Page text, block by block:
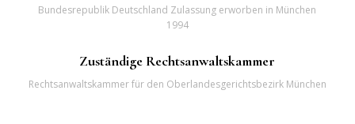
Bundesrepublik Deutschland Zulassung erworben in München
1994
Zuständige Rechtsanwaltskammer
Rechtsanwaltskammer für den Oberlandesgerichtsbezirk München